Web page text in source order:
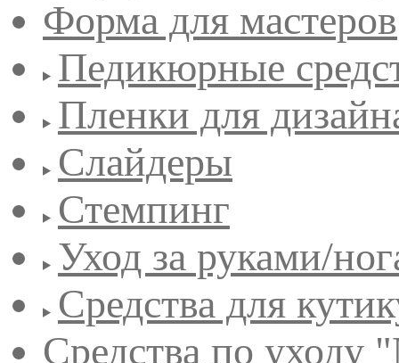
Форма для мастеров
Педикюрные
Пленки для
Слайдеры
Стемпинг
Уход за руками/
Средства для
Средства по уходу